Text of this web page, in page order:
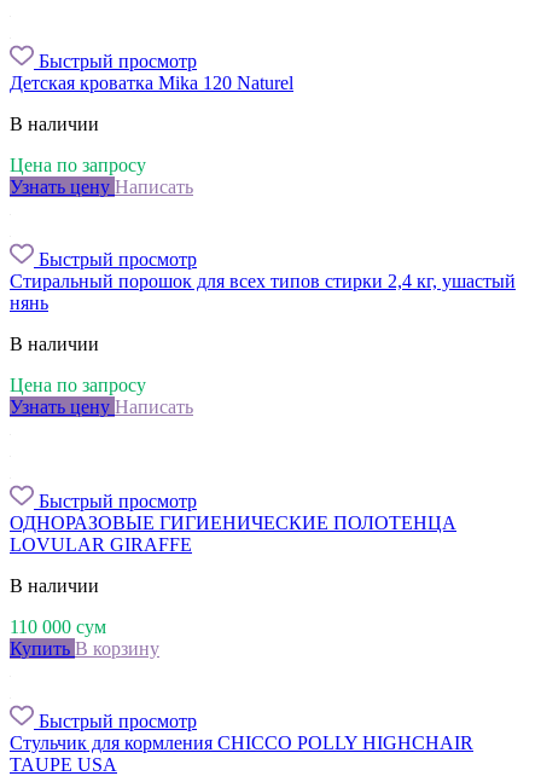
Быстрый просмотр
Детская кроватка Mika 120 Naturel
В наличии
Цена по запросу
Узнать цену Написать
Быстрый просмотр
Стиральный порошок для всех типов стирки 2,4 кг, ушастый
нянь
В наличии
Цена по запросу
Узнать цену Написать
Быстрый просмотр
ОДНОРАЗОВЫЕ ГИГИЕНИЧЕСКИЕ ПОЛОТЕНЦА
LOVULAR GIRAFFE
В наличии
110 000 сум
Купить В корзину
Быстрый просмотр
Стульчик для кормления CHICCO POLLY HIGHCHAIR
TAUPE USA